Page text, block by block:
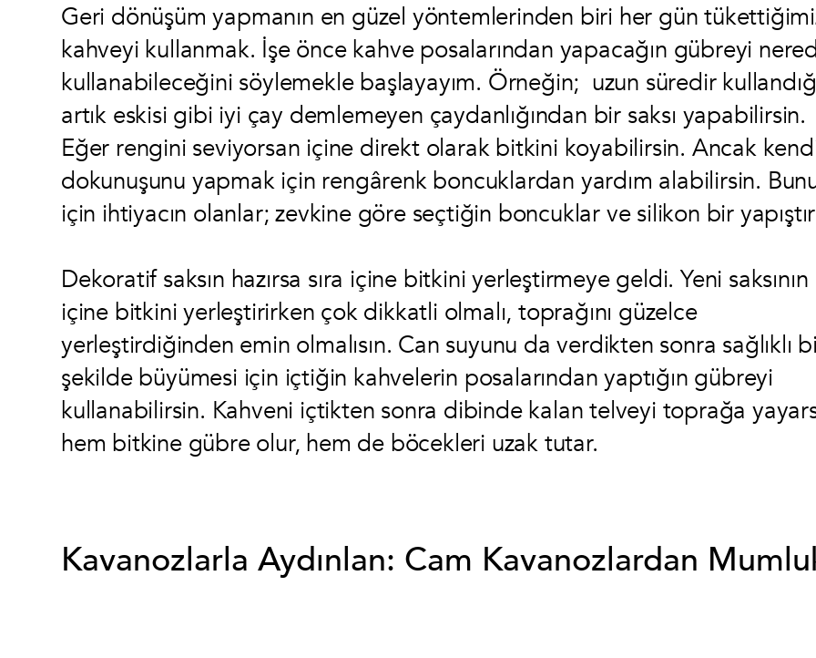
Geri dönüşüm yapmanın en güzel yöntemlerinden biri her gün
kahveyi kullanmak. İşe önce kahve posalarından yapacağın gübreyi
kullanabileceğini söylemekle başlayayım. Örneğin; uzun süredir
artık eskisi gibi iyi çay demlemeyen çaydanlığından bir saksı yapabilirsin.
Eğer rengini seviyorsan içine direkt olarak bitkini koyabilirsin. Ancak
dokunuşunu yapmak için rengârenk boncuklardan yardım alabilirsin.
için ihtiyacın olanlar; zevkine göre seçtiğin boncuklar ve silikon bir
Dekoratif saksın hazırsa sıra içine bitkini yerleştirmeye geldi. Yeni saksının
içine bitkini yerleştirirken çok dikkatli olmalı, toprağını güzelce
yerleştirdiğinden emin olmalısın. Can suyunu da verdikten sonra sağlıklı
şekilde büyümesi için içtiğin kahvelerin posalarından yaptığın gübreyi
kullanabilirsin. Kahveni içtikten sonra dibinde kalan telveyi toprağa
hem bitkine gübre olur, hem de böcekleri uzak tutar.
Kavanozlarla Aydınlan: Cam Kavanozlardan